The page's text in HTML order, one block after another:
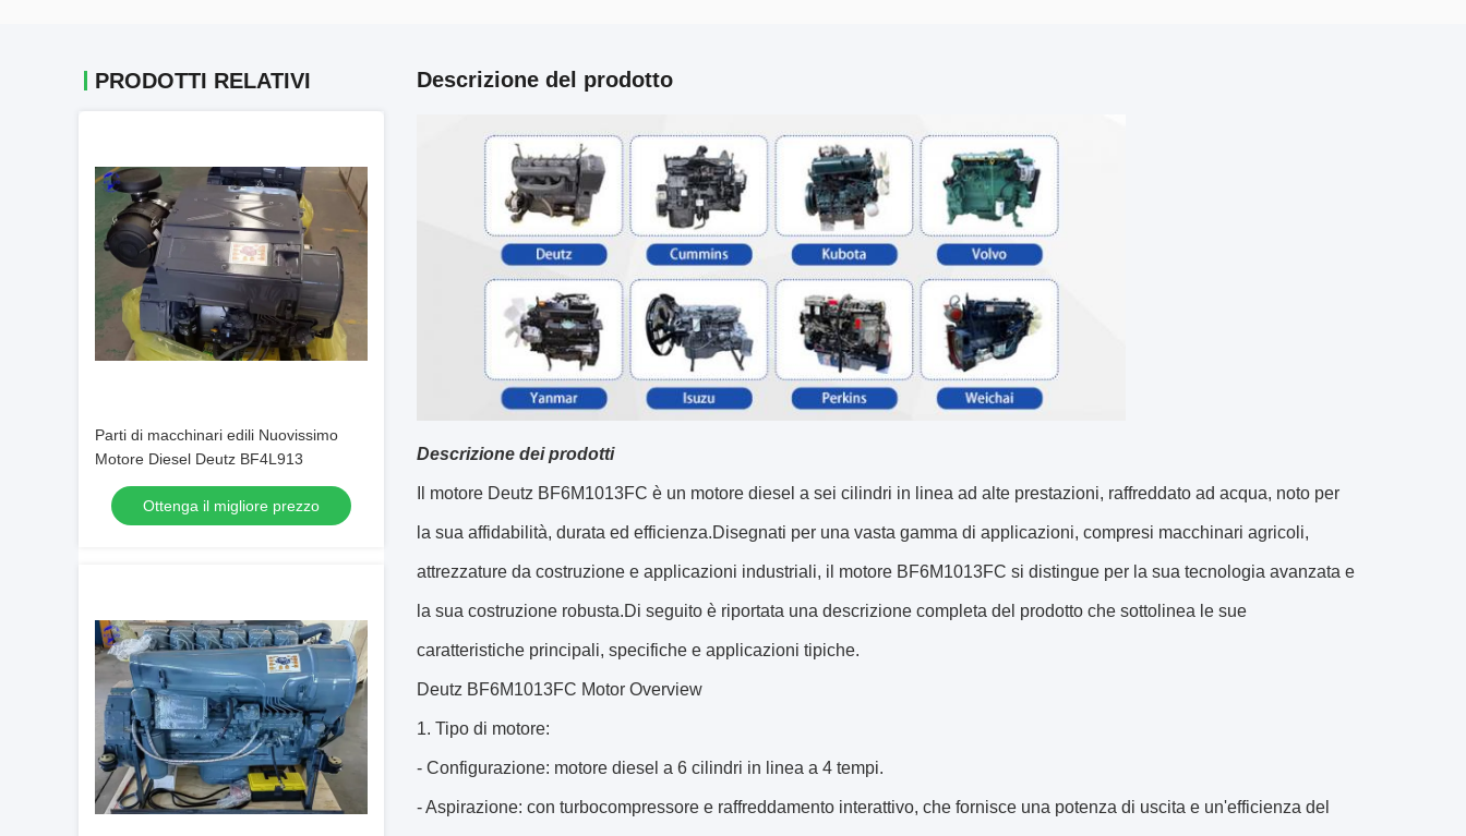
PRODOTTI RELATIVI
Parti di macchinari edili Nuovissimo
Motore Diesel Deutz BF4L913
Ottenga il migliore prezzo
Descrizione del prodotto
Descrizione dei prodotti
Il motore Deutz BF6M1013FC è un motore diesel a sei cilindri in linea ad alte prestazioni, raffreddato ad acqua, noto per
la sua affidabilità, durata ed efficienza.Disegnati per una vasta gamma di applicazioni, compresi macchinari agricoli,
attrezzature da costruzione e applicazioni industriali, il motore BF6M1013FC si distingue per la sua tecnologia avanzata e
la sua costruzione robusta.Di seguito è riportata una descrizione completa del prodotto che sottolinea le sue
caratteristiche principali, specifiche e applicazioni tipiche.
Deutz BF6M1013FC Motor Overview
1. Tipo di motore:
- Configurazione: motore diesel a 6 cilindri in linea a 4 tempi.
- Aspirazione: con turbocompressore e raffreddamento interattivo, che fornisce una potenza di uscita e un'efficienza del